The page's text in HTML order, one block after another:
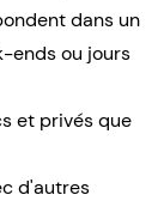
dans un
ends ou jours
et privés que
d'autres